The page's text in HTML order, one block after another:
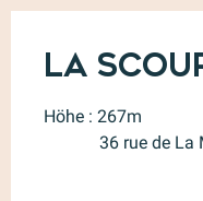
La
Höhe : 267m
36 rue de La